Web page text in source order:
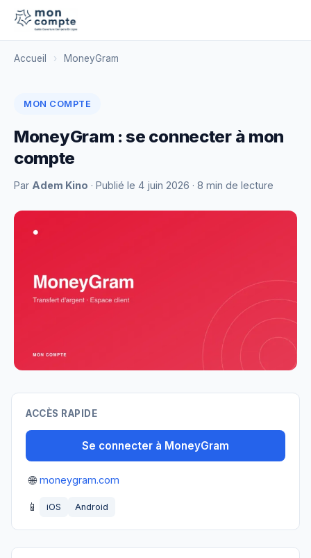
Accueil › MoneyGram
MON COMPTE
MoneyGram : se connecter à mon
compte
Par Adem Kino · Publié le 4 juin 2026 · 8 min de lecture
ACCÈS RAPIDE
Se connecter à MoneyGram
🌐 moneygram.com
📱 iOS Android